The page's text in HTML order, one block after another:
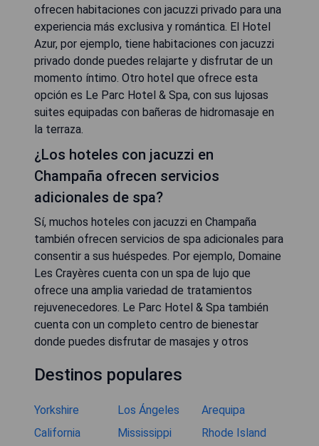
ofrecen habitaciones con jacuzzi privado para una
experiencia más exclusiva y romántica. El Hotel
Azur, por ejemplo, tiene habitaciones con jacuzzi
privado donde puedes relajarte y disfrutar de un
momento íntimo. Otro hotel que ofrece esta
opción es Le Parc Hotel & Spa, con sus lujosas
suites equipadas con bañeras de hidromasaje en
la terraza.
¿Los hoteles con jacuzzi en
Champaña ofrecen servicios
adicionales de spa?
Sí, muchos hoteles con jacuzzi en Champaña
también ofrecen servicios de spa adicionales para
consentir a sus huéspedes. Por ejemplo, Domaine
Les Crayères cuenta con un spa de lujo que
ofrece una amplia variedad de tratamientos
rejuvenecedores. Le Parc Hotel & Spa también
cuenta con un completo centro de bienestar
donde puedes disfrutar de masajes y otros
Destinos populares
Yorkshire Los Ángeles
Arequipa
California
Mississippi Rhode Island